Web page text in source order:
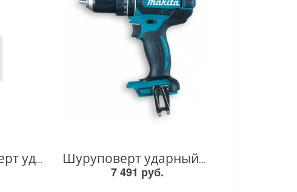
Дрель-шуруповерт ударная аккумуляторная LXT 18В BL XPT , 13мм, 50/27Нм DHP490Z DHP490Z Шуруповерт ударный DHP482Z аккумуляторный (18V / без АКБ и ЗУ / 62 Nm / Коробка), MAKITA, Makita, арт: DHP482Z DHP482Z DHP482Z
7 491 руб.